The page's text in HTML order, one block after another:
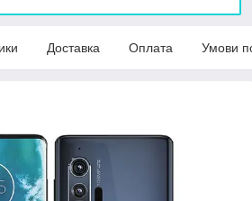
Доставка Оплата Умови